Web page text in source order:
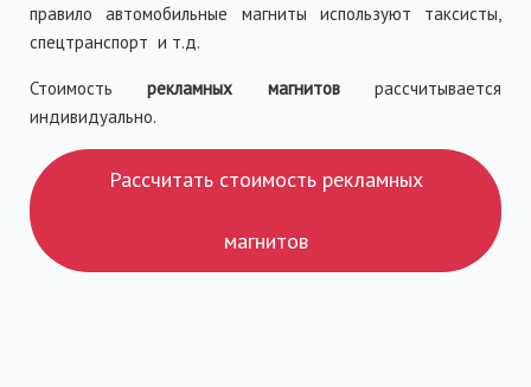
правило автомобильные магниты используют таксисты,
спецтранспорт и т.д.
Стоимостьрекламных магнитоврассчитывается
индивидуально.
Рассчитать стоимость рекламных
магнитов